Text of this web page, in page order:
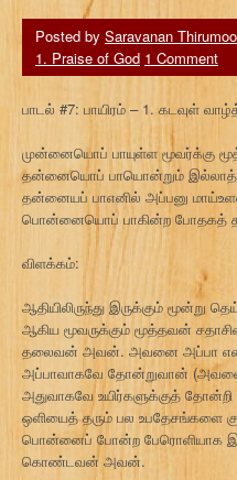
Posted by Saravanan
1. Praise of God 1 Comment
பாடல் #7: பாயிரம் – 1. கடவுள்
முன்னையொப் பாயுள்ள மூவர்க்கு
தன்னையொப் பாயொன்றும்
தன்னையப் பாஎனில் அப்பனு
பொன்னையொப் பாகின்ற போதகத்
விளக்கம்:
ஆதியிலிருந்து இருக்கும் மூன்று
ஆகிய மூவருக்கும் மூத்தவன்
தலைவன் அவன். அவனை அப்பா
அப்பாவாகவே தோன்றுவான்
அதுவாகவே உயிர்களுக்குத்
ஒளியைத் தரும் பல உபதேசங்களை
பொன்னைப் போன்ற பேரொளியாக
கொண்டவன் அவன்.